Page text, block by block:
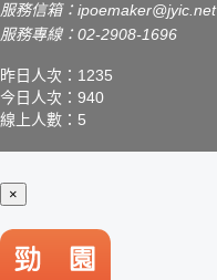
服務信箱： ipoemaker@jyic.net
服務專線：02-2908-1696
昨日人次：1235
今日人次：940
線上人數：5
×